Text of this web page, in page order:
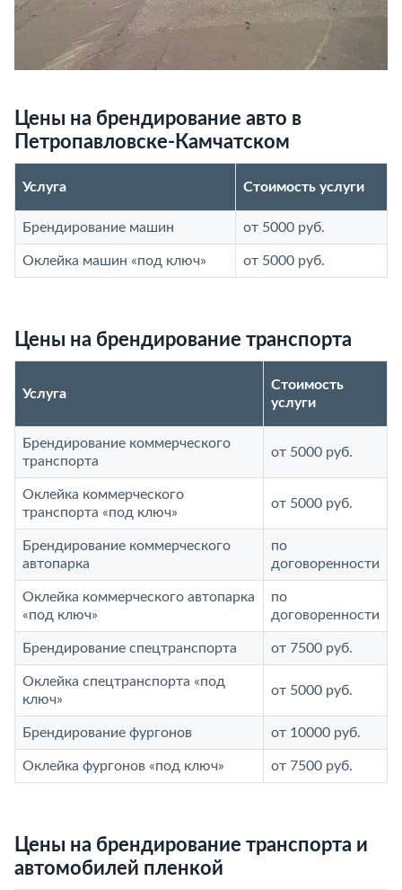
Цены на брендирование авто в
Петропавловске-Камчатском
Услуга Стоимость услуги
Брендирование машин от 5000 руб.
Оклейка машин «под ключ» от 5000 руб.
Цены на брендирование транспорта
Услуга
Стоимость
услуги
Брендирование коммерческого
транспорта
от 5000 руб.
Оклейка коммерческого
транспорта «под ключ»
от 5000 руб.
Брендирование коммерческого
автопарка
по
договоренности
Оклейка коммерческого автопарка
«под ключ»
по
договоренности
Брендирование спецтранспорта от 7500 руб.
Оклейка спецтранспорта «под
ключ»
от 5000 руб.
Брендирование фургонов от 10000 руб.
Оклейка фургонов «под ключ» от 7500 руб.
Цены на брендирование транспорта и
автомобилей пленкой